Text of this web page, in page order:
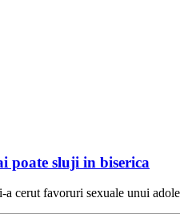
poate sluji in biserica
a cerut favoruri sexuale unui